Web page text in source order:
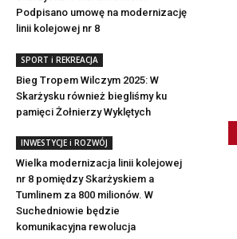
Podpisano umowę na modernizację
linii kolejowej nr 8
SPORT i REKREACJA
Bieg Tropem Wilczym 2025: W
Skarżysku również biegliśmy ku
pamięci Żołnierzy Wyklętych
INWESTYCJE i ROZWÓJ
Wielka modernizacja linii kolejowej
nr 8 pomiędzy Skarżyskiem a
Tumlinem za 800 milionów. W
Suchedniowie będzie
komunikacyjna rewolucja